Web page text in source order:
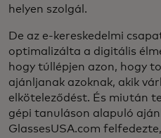
helyen szolgál.
De az e-kereskedelmi
optimalizálta a digitális
hogy túllépjen azon, hogy
ajánljanak azoknak, akik
elköteleződést. És miután
gépi tanuláson alapuló
GlassesUSA.com